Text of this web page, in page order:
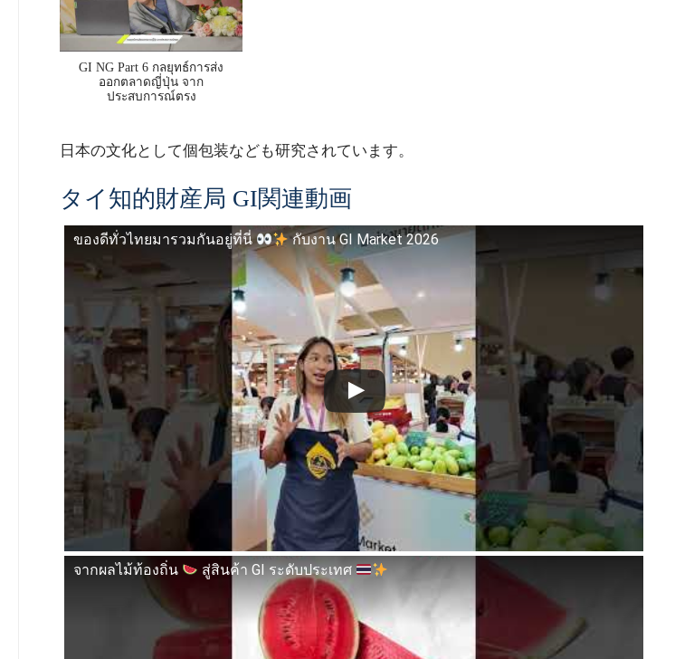
GI NG Part 6 กลยุทธ์การส่ง
ออกตลาดญี่ปุ่น จาก
ประสบการณ์ตรง
日本の文化として個包装なども研究されています。
タイ知的財産局 GI関連動画
ของดีทั่วไทยมารวมกันอยู่ที่นี่ กับงาน GI Market 2026
จากผลไม้ท้องถิ่น สู่สินค้า GI ระดับประเทศ